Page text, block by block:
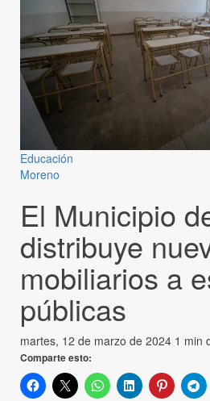
Educación
Moreno
El Municipio
distribuye
mobiliarios a
públicas
martes, 12 de marzo de 2024 1 min
Comparte esto: